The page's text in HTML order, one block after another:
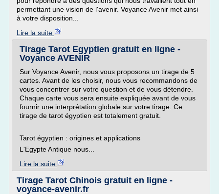
permettant une vision de l'avenir. Voyance Avenir met ainsi
à votre disposition...
Lire la suite
Tirage Tarot Egyptien gratuit en ligne -
Voyance AVENIR
Sur Voyance Avenir, nous vous proposons un tirage de 5
cartes. Avant de les choisir, nous vous recommandons de
vous concentrer sur votre question et de vous détendre.
Chaque carte vous sera ensuite expliquée avant de vous
fournir une interprétation globale sur votre tirage. Ce
tirage de tarot égyptien est totalement gratuit.
Tarot égyptien : origines et applications
L'Egypte Antique nous...
Lire la suite
Tirage Tarot Chinois gratuit en ligne -
voyance-avenir.fr